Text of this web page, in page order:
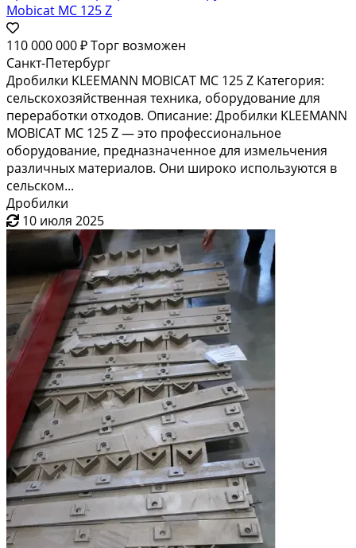
Mobicat MC 125 Z
110 000 000 ₽Торг возможен
Санкт-Петербург
Дробилки KLEEMANN MOBICAT MC 125 Z Категория:
сельскохозяйственная техника, оборудование для
переработки отходов. Описание: Дробилки KLEEMANN
MOBICAT MC 125 Z — это профессиональное
оборудование, предназначенное для измельчения
различных материалов. Они широко используются в
сельском...
Дробилки
10 июля 2025